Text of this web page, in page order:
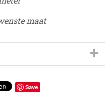
maat
Save